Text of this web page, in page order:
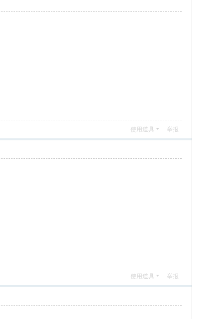
使用道具 举报
使用道具 举报